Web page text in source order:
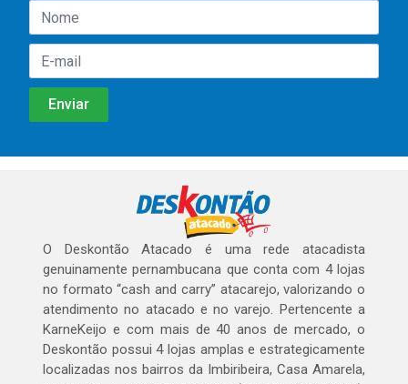
O Deskontão Atacado é uma rede atacadista
genuinamente pernambucana que conta com 4 lojas
no formato “cash and carry” atacarejo, valorizando o
atendimento no atacado e no varejo. Pertencente a
KarneKeijo e com mais de 40 anos de mercado, o
Deskontão possui 4 lojas amplas e estrategicamente
localizadas nos bairros da Imbiribeira, Casa Amarela,